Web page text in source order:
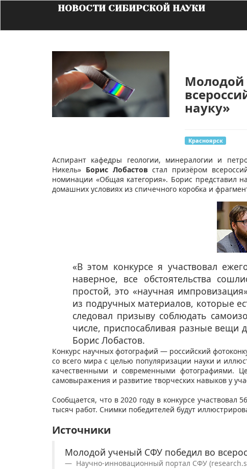
НОВОСТИ СИБИРСКОЙ НАУКИ
Молодой
науку»
Красноярск
​Аспирант кафедры геологии, минералогии и
Никель» Борис Лобастов стал призёром
номинации «Общая категория». Борис представил
домашних условиях из спичечного коробка и
​«В этом конкурсе я участвовал
наверное, все обстоятельства
простой, это «научная
из подручных материалов, которые
следовал призыву соблюдать
числе, приспосабливая разные вещи
Борис Лобастов.
Конкурс научных фотографий — российский
со всего мира с целью популяризации науки и
качественными и современными фотографиями.
самовыражения и развитие творческих навыков у
Сообщается, что в 2020 году в конкурсе участвовал
тысяч работ. Снимки победителей будут
Источники
Молодой ученый СФУ победил во
Научно-инновационный портал СФУ